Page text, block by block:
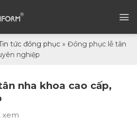
tức đồng phục » Đồng phục lễ tân
nghiệp
nha khoa cao cấp,
xem